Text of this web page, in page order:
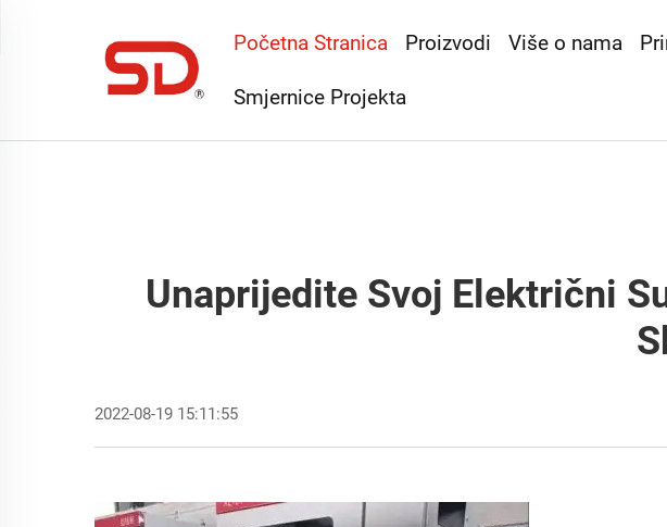
Početna Stranica Proizvodi Više o nama
Smjernice Projekta
Unaprijedite Svoj Električni
2022-08-19 15:11:55